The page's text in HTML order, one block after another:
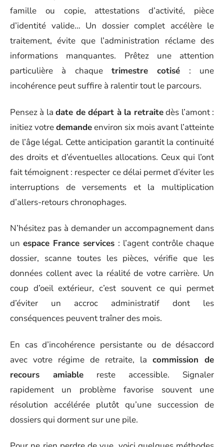
famille ou copie, attestations d’activité, pièce
d’identité valide… Un dossier complet accélère le
traitement, évite que l’administration réclame des
informations manquantes. Prêtez une attention
particulière à chaque trimestre cotisé : une
incohérence peut suffire à ralentir tout le parcours.
Pensez à ladate de départ à la retraitedès l’amont :
initiez votredemandeenviron six mois avant l’atteinte
de l’âge légal. Cette anticipation garantit la continuité
des droits et d’éventuelles allocations. Ceux qui l’ont
fait témoignent : respecter ce délai permet d’éviter les
interruptions de versements et la multiplication
d’allers-retours chronophages.
N’hésitez pas à demander un accompagnement dans
unespace France services : l’agent contrôle chaque
dossier, scanne toutes les pièces, vérifie que les
données collent avec la réalité de votre carrière. Un
coup d’oeil extérieur, c’est souvent ce qui permet
d’éviter un accroc administratif dont les
conséquences peuvent traîner des mois.
En cas d’incohérence persistante ou de désaccord
avec votre régime de retraite, la commission de
recours amiable reste accessible. Signaler
rapidement un problème favorise souvent une
résolution accélérée plutôt qu’une succession de
dossiers qui dorment sur une pile.